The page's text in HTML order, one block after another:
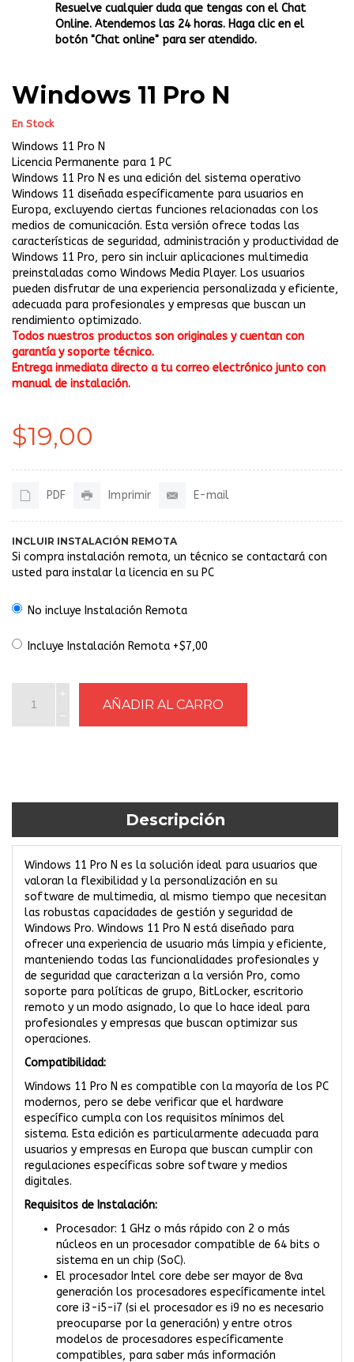
Resuelve cualquier duda que tengas con el Chat
Online. Atendemos las 24 horas. Haga clic en el
botón "Chat online" para ser atendido.
Windows 11 Pro N
En Stock
Windows 11 Pro N
Licencia Permanente para 1 PC
Windows 11 Pro N es una edición del sistema operativo
Windows 11 diseñada específicamente para usuarios en
Europa, excluyendo ciertas funciones relacionadas con los
medios de comunicación. Esta versión ofrece todas las
características de seguridad, administración y productividad de
Windows 11 Pro, pero sin incluir aplicaciones multimedia
preinstaladas como Windows Media Player. Los usuarios
pueden disfrutar de una experiencia personalizada y eficiente,
adecuada para profesionales y empresas que buscan un
rendimiento optimizado.
Todos nuestros productos son originales y cuentan con
garantía y soporte técnico.
Entrega inmediata directo a tu correo electrónico junto con
manual de instalación.
$19,00
PDF Imprimir E-mail
INCLUIR INSTALACIÓN REMOTA
Si compra instalación remota, un técnico se contactará con
usted para instalar la licencia en su PC
No incluye Instalación Remota
Incluye Instalación Remota +$7,00
Descripción
Windows 11 Pro N es la solución ideal para usuarios que
valoran la flexibilidad y la personalización en su
software de multimedia, al mismo tiempo que necesitan
las robustas capacidades de gestión y seguridad de
Windows Pro. Windows 11 Pro N está diseñado para
ofrecer una experiencia de usuario más limpia y eficiente,
manteniendo todas las funcionalidades profesionales y
de seguridad que caracterizan a la versión Pro, como
soporte para políticas de grupo, BitLocker, escritorio
remoto y un modo asignado, lo que lo hace ideal para
profesionales y empresas que buscan optimizar sus
operaciones.
Compatibilidad:
Windows 11 Pro N es compatible con la mayoría de los PC
modernos, pero se debe verificar que el hardware
específico cumpla con los requisitos mínimos del
sistema. Esta edición es particularmente adecuada para
usuarios y empresas en Europa que buscan cumplir con
regulaciones específicas sobre software y medios
digitales.
Requisitos de Instalación:
Procesador: 1 GHz o más rápido con 2 o más
núcleos en un procesador compatible de 64 bits o
sistema en un chip (SoC).
El procesador Intel core debe ser mayor de 8va
generación los procesadores específicamente intel
core i3-i5-i7 (si el procesador es i9 no es necesario
preocuparse por la generación) y entre otros
modelos de procesadores específicamente
compatibles, para saber más información